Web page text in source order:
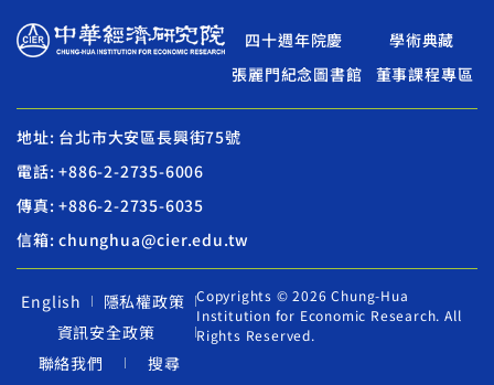
四十週年院慶
學術典藏
張麗門紀念圖書館
董事課程專區
地址: 台北市大安區長興街75號
電話: +886-2-2735-6006
傳真: +886-2-2735-6035
信箱: chunghua@cier.edu.tw
English
隱私權政策
資訊安全政策
聯絡我們
搜尋
Copyrights © 2026 Chung-Hua
Institution for Economic Research. All
Rights Reserved.